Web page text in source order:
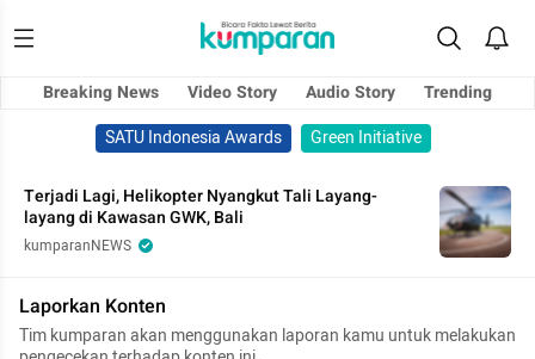
Breaking News Video Story Audio Story
Trending
SATU Indonesia Awards
Green Initiative
Terjadi Lagi, Helikopter Nyangkut Tali Layang-
layang di Kawasan GWK, Bali
kumparanNEWS
Laporkan Konten
Tim kumparan akan menggunakan laporan kamu untuk melakukan